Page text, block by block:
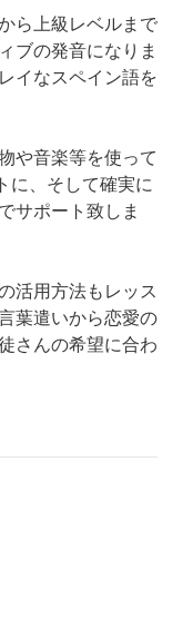
ら上級レベルまで
ブの発音になりま
イなスペイン語を
や音楽等を使って
に、そして確実に
サポート致しま
活用方法もレッス
葉遣いから恋愛の
さんの希望に合わ